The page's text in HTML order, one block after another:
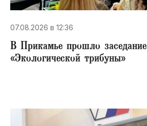
07.08.2026 в 12:36
В Прикамье прошло заседание
«Экологической трибуны»